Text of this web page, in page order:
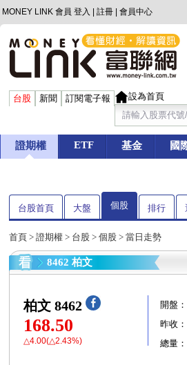
MONEY LINK 會員 登入 註冊 會員中心
台股 新聞 訂閱電子報 設為首頁
證期權 ETF 基金 國
台股首頁 大盤 個股 排行
首頁 > 證期權 > 台股 > 個股 > 當日走勢
8462 柏文
柏文 8462
168.50
△4.00(△2.43%)
開盤：
昨收：
總量：